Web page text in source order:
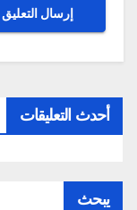
أحدث التعليقات
يبحث